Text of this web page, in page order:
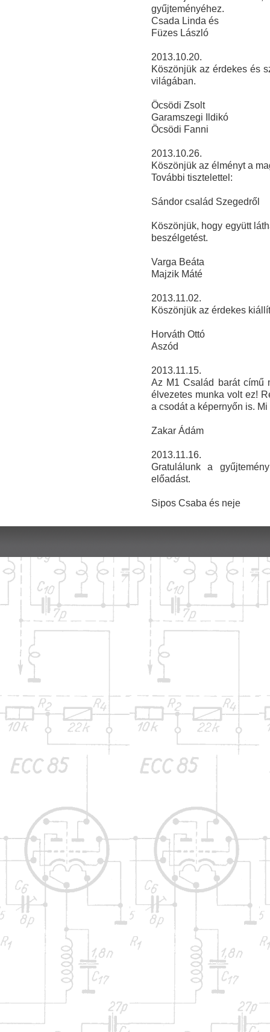
gyűjteményéhez.
Csada Linda és
Füzes László
2013.10.20.
Köszönjük az érdekes és
világában.
Öcsödi Zsolt
Garamszegi Ildikó
Öcsödi Fanni
2013.10.26.
Köszönjük az élményt a
További tisztelettel:
Sándor család Szegedről
Köszönjük, hogy együtt
beszélgetést.
Varga Beáta
Majzik Máté
2013.11.02.
Köszönjük az érdekes
Horváth Ottó
Aszód
2013.11.15.
Az M1 Család barát című
élvezetes munka volt ez!
a csodát a képernyőn is.
Zakar Ádám
2013.11.16.
Gratulálunk a
előadást.
Sipos Csaba és neje